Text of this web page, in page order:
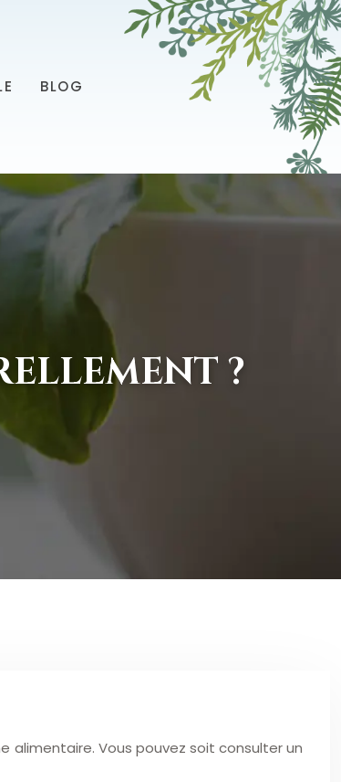
BLOG
?
Vous pouvez soit consulter un